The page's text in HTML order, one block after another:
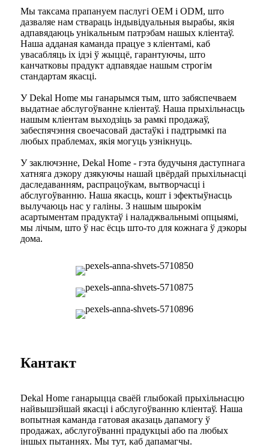
Мы таксама прапануем паслугі OEM і ODM, што
дазваляе нам ствараць індывідуальныя вырабы, якія
адпавядаюць унікальным патрэбам нашых кліентаў.
Наша адданая каманда працуе з кліентамі, каб
увасабляць іх ідэі ў жыццё, гарантуючы, што
канчатковы прадукт адпавядае нашым строгім
стандартам якасці.
У Dekal Home мы ганарымся тым, што забяспечваем
выдатнае абслугоўванне кліентаў. Наша прыхільнасць
нашым кліентам выходзіць за рамкі продажаў,
забеспячэння своечасовай дастаўкі і падтрымкі па
любых праблемах, якія могуць узнікнуць.
У заключэнне, Dekal Home - гэта будучыня даступнага
хатняга дэкору дзякуючы нашай цвёрдай прыхільнасці
даследаванням, распрацоўкам, вытворчасці і
абслугоўванню. Наша якасць, кошт і эфектыўнасць
вылучаюць нас у галіны. З нашым шырокім
асартыментам прадуктаў і наладжвальнымі опцыямі,
мы лічым, што ў нас ёсць што-то для кожнага ў дэкоры
дома.
Кантакт
Dekal Home ганарыцца сваёй глыбокай прыхільнасцю
найвышэйшай якасці і абслугоўванню кліентаў. Наша
вопытная каманда гатовая аказаць дапамогу ў
продажах, абслугоўванні прадукцыі або па любых
іншых пытаннях. Мы тут, каб дапамагчы.